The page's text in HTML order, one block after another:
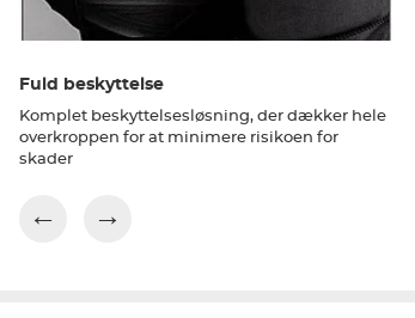
Fuld beskyttelse
Komplet beskyttelsesløsning, der dækker hele
overkroppen for at minimere risikoen for
skader
← →